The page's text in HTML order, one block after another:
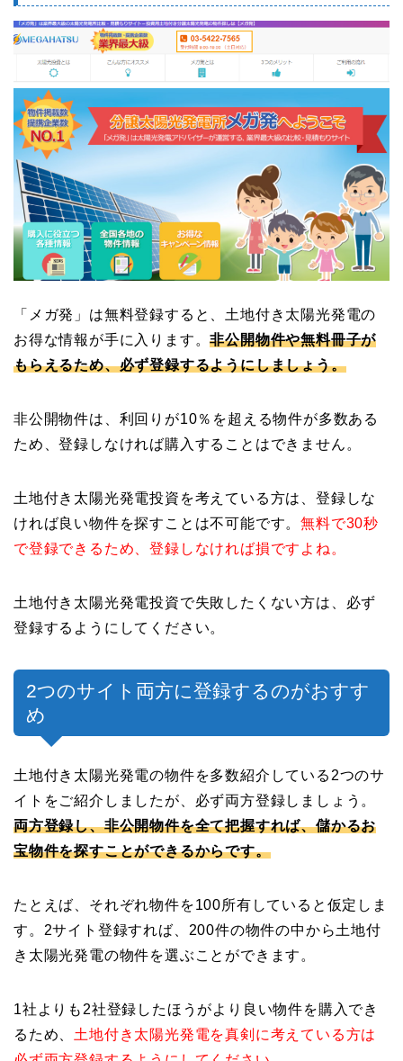
「メガ発」は無料登録すると、土地付き太陽光発電の
お得な情報が手に入ります。非公開物件や無料冊子が
もらえるため、必ず登録するようにしましょう。
非公開物件は、利回りが10％を超える物件が多数ある
ため、登録しなければ購入することはできません。
土地付き太陽光発電投資を考えている方は、登録しな
ければ良い物件を探すことは不可能です。無料で30秒
で登録できるため、登録しなければ損ですよね。
土地付き太陽光発電投資で失敗したくない方は、必ず
登録するようにしてください。
2つのサイト両方に登録するのがおすす
め
土地付き太陽光発電の物件を多数紹介している2つのサ
イトをご紹介しましたが、必ず両方登録しましょう。
両方登録し、非公開物件を全て把握すれば、儲かるお
宝物件を探すことができるからです。
たとえば、それぞれ物件を100所有していると仮定しま
す。2サイト登録すれば、200件の物件の中から土地付
き太陽光発電の物件を選ぶことができます。
1社よりも2社登録したほうがより良い物件を購入でき
るため、 土地付き太陽光発電を真剣に考えている方は